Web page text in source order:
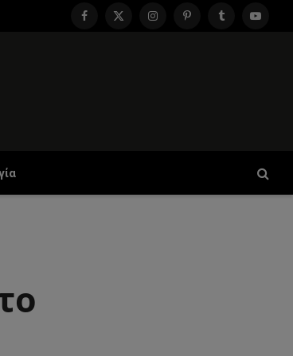
Facebook
X
InstagramPinterestTumblr